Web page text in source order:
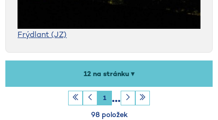
Frýdlant (JZ)
12 na stránku ▾
1
98 položek